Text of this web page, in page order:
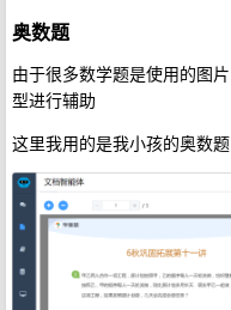
奥数题
由于很多数学题是使用的图
型进行辅助
这里我用的是我小孩的奥数